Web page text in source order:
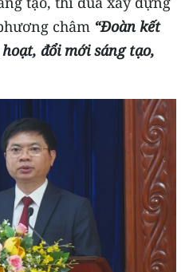
XÃ
châm “Đoàn kết
đổi mới sáng tạo,